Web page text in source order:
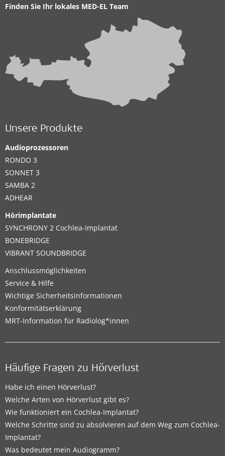
Finden Sie Ihr lokales MED-EL Team
Unsere Produkte
Audioprozessoren
RONDO 3
SONNET 3
SAMBA 2
ADHEAR
Hörimplantate
SYNCHRONY 2 Cochlea-Implantat
BONEBRIDGE
VIBRANT SOUNDBRIDGE
Anschlussmöglichkeiten
Service & Hilfe
Wichtige Sicherheitsinformationen
Konformitätserklärung
MRT-Information für Radiolog*innen
Häufige Fragen zu Hörverlust
Habe ich einen Hörverlust?
Welche Arten von Hörverlust gibt es?
Wie funktioniert ein Cochlea-Implantat?
Welche Schritte sind zu absolvieren auf dem Weg zum Cochlea-
Implantat?
Was bedeutet mein Audiogramm?